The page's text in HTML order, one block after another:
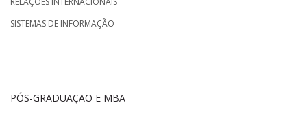
SISTEMAS DE INFORMAÇÃO
PÓS-GRADUAÇÃO E MBA